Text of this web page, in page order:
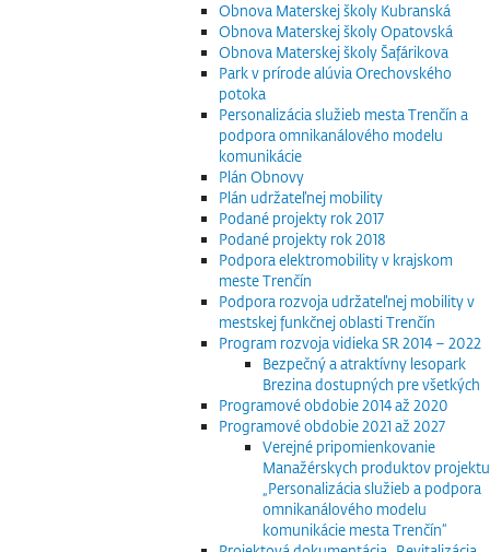
Obnova Materskej školy Kubranská
Obnova Materskej školy Opatovská
Obnova Materskej školy Šafárikova
Park v prírode alúvia Orechovského
potoka
Personalizácia služieb mesta Trenčín a
podpora omnikanálového modelu
komunikácie
Plán Obnovy
Plán udržateľnej mobility
Podané projekty rok 2017
Podané projekty rok 2018
Podpora elektromobility v krajskom
meste Trenčín
Podpora rozvoja udržateľnej mobility v
mestskej funkčnej oblasti Trenčín
Program rozvoja vidieka SR 2014 – 2022
Bezpečný a atraktívny lesopark
Brezina dostupných pre všetkých
Programové obdobie 2014 až 2020
Programové obdobie 2021 až 2027
Verejné pripomienkovanie
Manažérskych produktov projektu
„Personalizácia služieb a podpora
omnikanálového modelu
komunikácie mesta Trenčín“